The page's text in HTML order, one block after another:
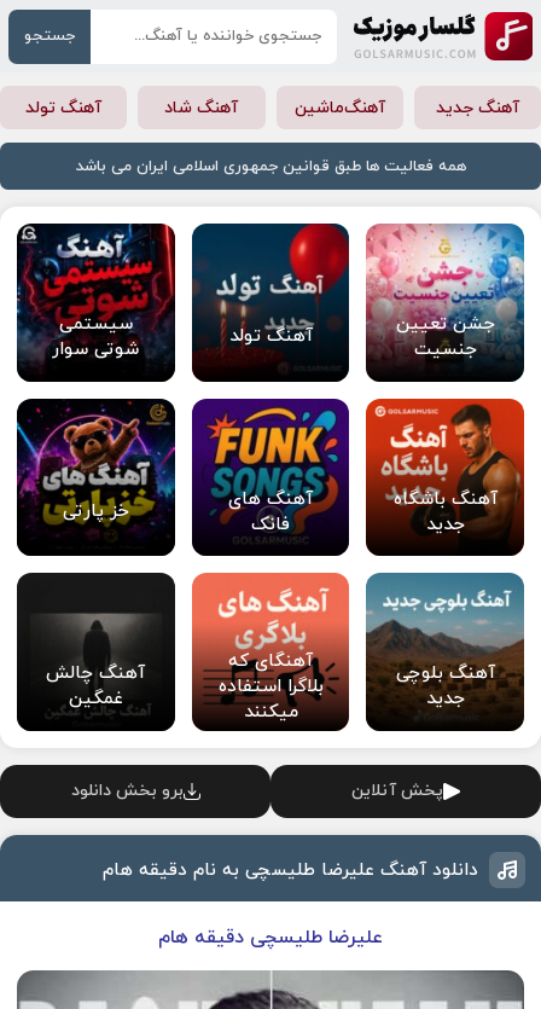
جستجو
آهنگ جدید آهنگ‌ماشین آهنگ شاد آهنگ تولد
همه فعالیت ها طبق قوانین جمهوری اسلامی ایران می باشد
جشن تعیین
جنسیت
آهنگ تولد
سیستمی
شوتی سوار
آهنگ باشگاه
جدید
آهنگ های
فانک
خز پارتی
آهنگ بلوچی
جدید
آهنگای که
بلاگرا استفاده
میکنند
آهنگ چالش
غمگین
پخش آنلاین برو بخش دانلود
دانلود آهنگ علیرضا طلیسچی به نام دقیقه هام
علیرضا طلیسچی دقیقه هام